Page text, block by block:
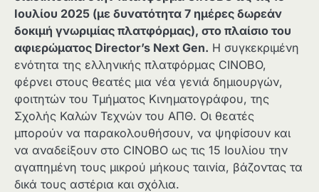
Ιουλίου 2025 (με δυνατότητα 7 ημέρες δωρεάν
δοκιμή γνωριμίας πλατφόρμας), στο πλαίσιο του
αφιερώματος Director’s Next Gen. Η συγκεκριμένη
ενότητα της ελληνικής πλατφόρμας CINOBO,
φέρνει στους θεατές μια νέα γενιά δημιουργών,
φοιτητών του Τμήματος Κινηματογράφου, της
Σχολής Καλών Τεχνών του ΑΠΘ. Οι θεατές
μπορούν να παρακολουθήσουν, να ψηφίσουν και
να αναδείξουν στο CINOBO ως τις 15 Ιουλίου την
αγαπημένη τους μικρού μήκους ταινία, βάζοντας τα
δικά τους αστέρια και σχόλια.